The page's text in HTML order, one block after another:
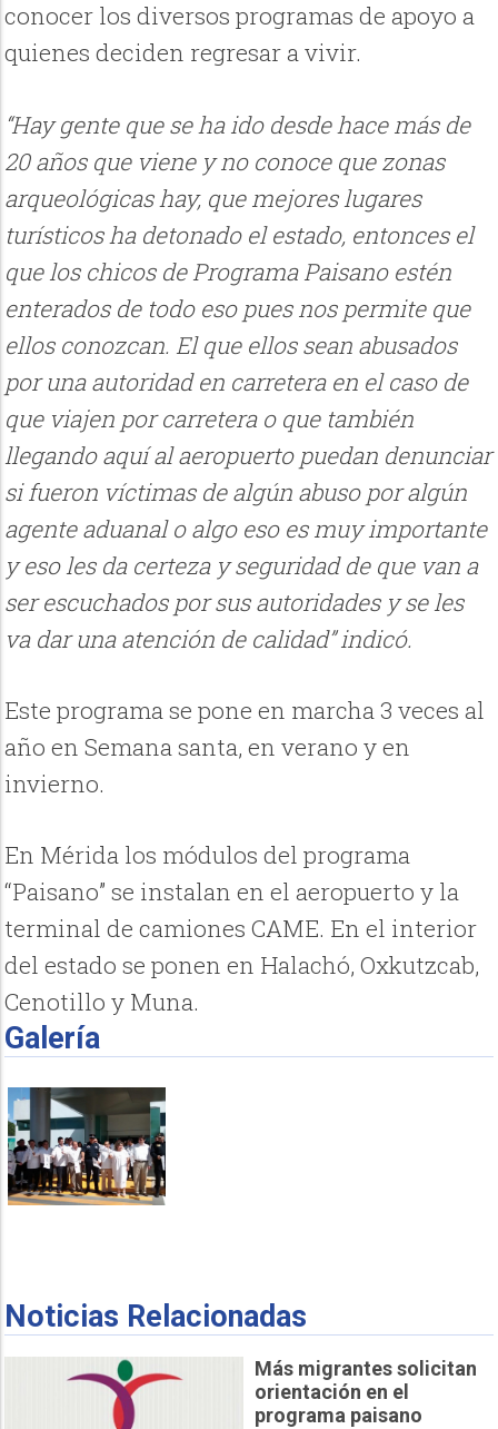
conocer los diversos programas de apoyo a
quienes deciden regresar a vivir.
“Hay gente que se ha ido desde hace más de
20 años que viene y no conoce que zonas
arqueológicas hay, que mejores lugares
turísticos ha detonado el estado, entonces el
que los chicos de Programa Paisano estén
enterados de todo eso pues nos permite que
ellos conozcan. El que ellos sean abusados
por una autoridad en carretera en el caso de
que viajen por carretera o que también
llegando aquí al aeropuerto puedan denunciar
si fueron víctimas de algún abuso por algún
agente aduanal o algo eso es muy importante
y eso les da certeza y seguridad de que van a
ser escuchados por sus autoridades y se les
va dar una atención de calidad” indicó.
Este programa se pone en marcha 3 veces al
año en Semana santa, en verano y en
invierno.
En Mérida los módulos del programa
“Paisano” se instalan en el aeropuerto y la
terminal de camiones CAME. En el interior
del estado se ponen en Halachó, Oxkutzcab,
Cenotillo y Muna.
Galería
Noticias Relacionadas
Más migrantes solicitan
orientación en el
programa paisano